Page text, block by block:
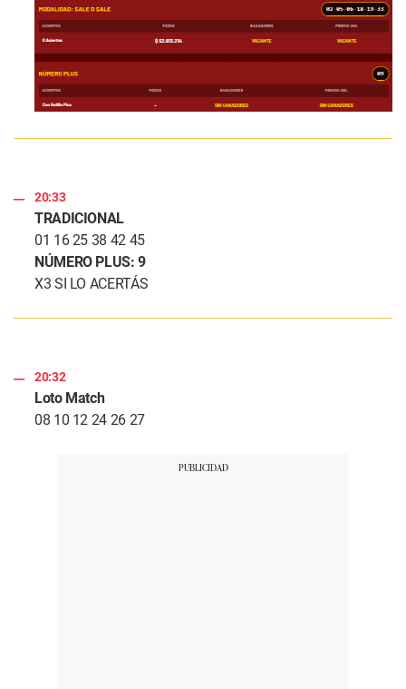
20:33
TRADICIONAL
01 16 25 38 42 45
NÚMERO PLUS: 9
X3 SI LO ACERTÁS
20:32
Loto Match
08 10 12 24 26 27